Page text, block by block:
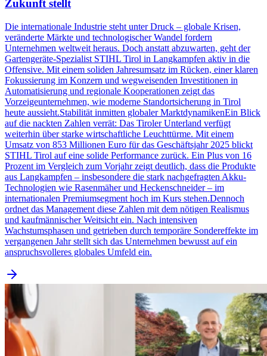
Zukunft stellt
Die internationale Industrie steht unter Druck – globale Krisen,
veränderte Märkte und technologischer Wandel fordern
Unternehmen weltweit heraus. Doch anstatt abzuwarten, geht der
Gartengeräte-Spezialist STIHL Tirol in Langkampfen aktiv in die
Offensive. Mit einem soliden Jahresumsatz im Rücken, einer klaren
Fokussierung im Konzern und wegweisenden Investitionen in
Automatisierung und regionale Kooperationen zeigt das
Vorzeigeunternehmen, wie moderne Standortsicherung in Tirol
heute aussieht.Stabilität inmitten globaler MarktdynamikenEin Blick
auf die nackten Zahlen verrät: Das Tiroler Unterland verfügt
weiterhin über starke wirtschaftliche Leuchttürme. Mit einem
Umsatz von 853 Millionen Euro für das Geschäftsjahr 2025 blickt
STIHL Tirol auf eine solide Performance zurück. Ein Plus von 16
Prozent im Vergleich zum Vorjahr zeigt deutlich, dass die Produkte
aus Langkampfen – insbesondere die stark nachgefragten Akku-
Technologien wie Rasenmäher und Heckenschneider – im
internationalen Premiumsegment hoch im Kurs stehen.Dennoch
ordnet das Management diese Zahlen mit dem nötigen Realismus
und kaufmännischer Weitsicht ein. Nach intensiven
Wachstumsphasen und getrieben durch temporäre Sondereffekte im
vergangenen Jahr stellt sich das Unternehmen bewusst auf ein
anspruchsvolleres globales Umfeld ein.